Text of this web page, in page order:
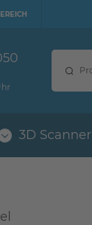
3D Scanner